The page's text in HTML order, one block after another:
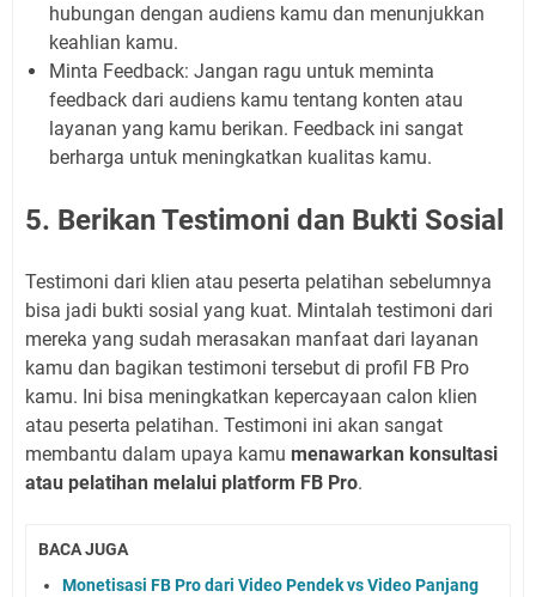
hubungan dengan audiens kamu dan menunjukkan
keahlian kamu.
Minta Feedback: Jangan ragu untuk meminta
feedback dari audiens kamu tentang konten atau
layanan yang kamu berikan. Feedback ini sangat
berharga untuk meningkatkan kualitas kamu.
5. Berikan Testimoni dan Bukti Sosial
Testimoni dari klien atau peserta pelatihan sebelumnya
bisa jadi bukti sosial yang kuat. Mintalah testimoni dari
mereka yang sudah merasakan manfaat dari layanan
kamu dan bagikan testimoni tersebut di profil FB Pro
kamu. Ini bisa meningkatkan kepercayaan calon klien
atau peserta pelatihan. Testimoni ini akan sangat
membantu dalam upaya kamu menawarkan konsultasi
atau pelatihan melalui platform FB Pro.
BACA JUGA
Monetisasi FB Pro dari Video Pendek vs Video Panjang